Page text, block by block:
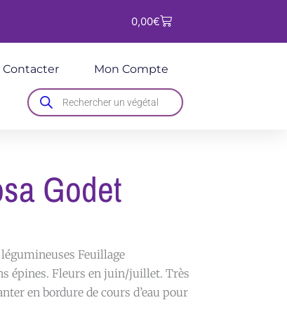
0,00€Panier
Contacter
Mon Compte
Recherche
de
produits
Godet
Feuillage
épines. Fleurs en juin/juillet. Très
en bordure de cours d’eau pour